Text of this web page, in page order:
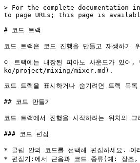
> For the complete
to page URLs; this page is
# 코드 트랙
코드 트랙은 코드 진행을 만들고 재생하기
이 트랙에는 내장된 피아노 사운드가 있
ko/project/mixing/mixer.md).
코드 트랙을 표시하거나 숨기려면 트랙 목
## 코드 만들기
코드 트랙에서 진행을 시작하려는 위치의
### 코드 편집
* 클립 안의 코드를 선택해 편집하세요. 아
* 편집기:에서 근음과 코드 종류(예: 장조